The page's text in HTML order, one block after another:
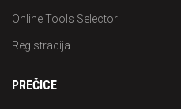
Online Tools Selector
Registracija
PREČICE